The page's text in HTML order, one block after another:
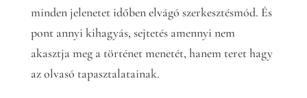
minden jelenetet időben elvágó szerkesztésmód. És
pont annyi kihagyás, sejtetés amennyi nem
akasztja meg a történet menetét, hanem teret hagy
az olvasó tapasztalatainak.